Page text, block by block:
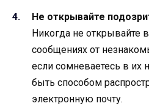
Не открывайте
Никогда не открывайте
сообщениях от
если сомневаетесь в их
быть способом
электронную почту.